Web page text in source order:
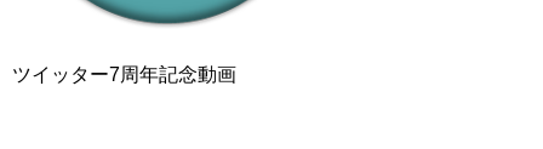
ツイッター7周年記念動画